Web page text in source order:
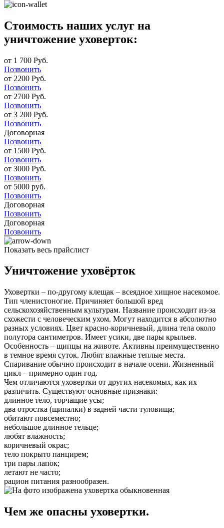
Стоимость наших услуг на
уничтожение уховерток:
от 1 700 Руб.
Позвонить
от 2200 Руб.
Позвонить
от 2700 Руб.
Позвонить
от 3 200 Руб.
Позвонить
Договорная
Позвонить
от 1500 Руб.
Позвонить
от 3000 Руб.
Позвонить
от 5000 руб.
Позвонить
Договорная
Позвонить
Договорная
Позвонить
Показать весь прайслист
Уничтожение уховёрток
Уховертки – по-другому клещак – всеядное хищное насекомое.
Тип членистоногие. Причиняет большой вред
сельскохозяйственным культурам. Название происходит из-за
схожести с человеческим ухом. Могут находится в абсолютно
разных условиях. Цвет красно-коричневый, длина тела около
полутора сантиметров. Имеет усики, две пары крыльев.
Особенность – щипцы на животе. Активны преимущественно
в темное время суток. Любят влажные теплые места.
Спаривание обычно происходит в начале осени. Жизненный
цикл – примерно один год.
Чем отличаются уховертки от других насекомых, как их
различить. Существуют основные признаки:
длинное тело, торчащие усы;
два отростка (щипалки) в задней части туловища;
обитают повсеместно;
небольшое длинное тельце;
любят влажность;
коричневый окрас;
тело покрыто панцирем;
три пары лапок;
летают не часто;
рацион питания разнообразен.
Чем же опасны уховертки.